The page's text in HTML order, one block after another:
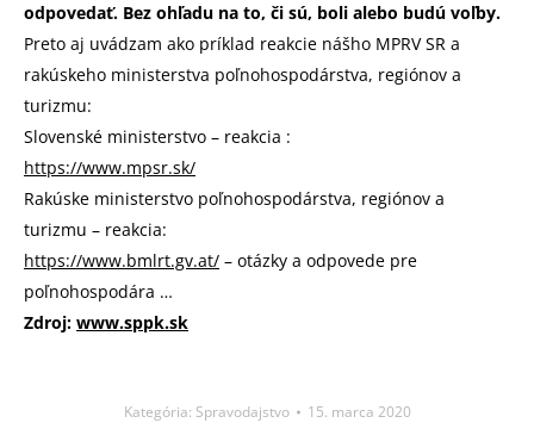
odpovedať. Bez ohľadu na to, či sú, boli alebo budú voľby.
Preto aj uvádzam ako príklad reakcie nášho MPRV SR a
rakúskeho ministerstva poľnohospodárstva, regiónov a
turizmu:
Slovenské ministerstvo – reakcia :
https://www.mpsr.sk/
Rakúske ministerstvo poľnohospodárstva, regiónov a
turizmu – reakcia:
https://www.bmlrt.gv.at/ – otázky a odpovede pre
poľnohospodára …
Zdroj: www.sppk.sk
Kategória: Spravodajstvo 15. marca 2020